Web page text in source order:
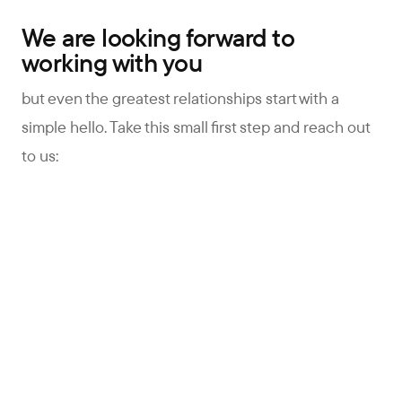
We are looking forward to
working with you
but even the greatest relationships start with a
simple hello. Take this small first step and reach out
to us: